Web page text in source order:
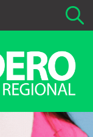
se buscará es 01-02-